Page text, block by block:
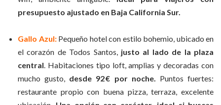
presupuesto ajustado en Baja California Sur.
Gallo Azul:Pequeño hotel con estilo bohemio, ubicado en
el corazón de Todos Santos, justo al lado de la plaza
central. Habitaciones tipo loft, amplias y decoradas con
mucho gusto, desde 92 € por noche. Puntos fuertes:
restaurante propio con buena pizza, terraza, excelente